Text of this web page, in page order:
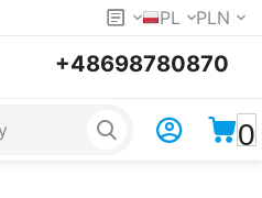
PL PLN
+48698780870
0